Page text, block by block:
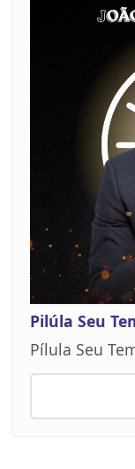
Pilúla Seu
Pílula Seu